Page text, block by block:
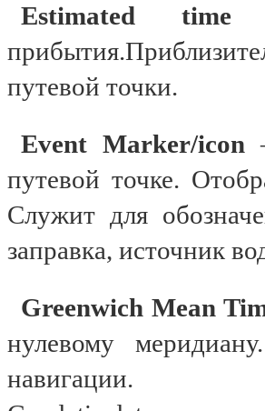
Estimated
путевой точки.
Event Marker/icon
путевой точке.
Служит для
заправка, источник
Greenwich Mean
нулевому
навигации.